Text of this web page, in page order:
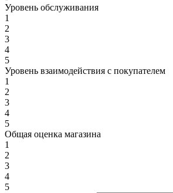
Уровень обслуживания
1
2
3
4
5
Уровень взаимодействия с покупателем
1
2
3
4
5
Общая оценка магазина
1
2
3
4
5